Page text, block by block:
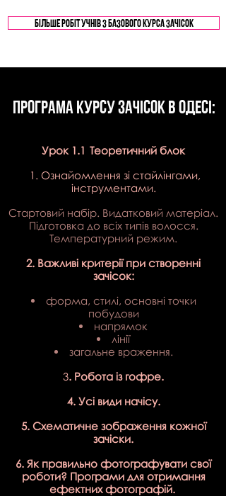
БІЛЬШЕ РОБІТ УЧНІВ З БАЗОВОГО КУРСА ЗАЧІСОК
ПРОГРАМА курсу ЗАЧІСОК В ОДЕСІ:
Урок 1.1 Теоретичний блок
1. Ознайомлення зі стайлінгами,
інструментами.
Стартовий набір. Видатковий матеріал.
Підготовка до всіх типів волосся.
Температурний режим.
2. Важливі критерії при створенні
зачісок:
форма, стилі, основні точки
побудови
напрямок
лінії
загальне враження.
3. Робота із гофре.
4. Усі види начісу.
5. Схематичне зображення кожної
зачіски.
6. Як правильно фотографувати свої
роботи? Програми для отримання
ефектних фотографій.